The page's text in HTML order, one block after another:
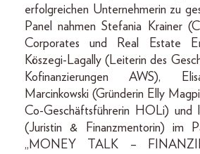
erfolgreichen Unternehmerin zu
Panel nahmen Stefania Krainer
Corporates und Real Estate
Köszegi-Lagally (Leiterin des
Kofinanzierungen AWS),
Marcinkowski (Gründerin Elly
Co-Geschäftsführerin HOLi) und
(Juristin & Finanzmentorin) im
„MONEY TALK –